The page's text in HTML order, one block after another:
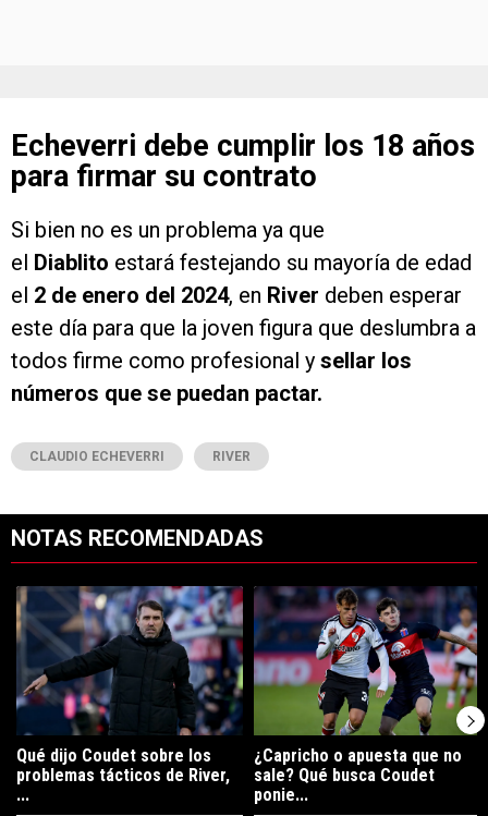
Echeverri debe cumplir los 18 años
para firmar su contrato
Si bien no es un problema ya que
el Diablito estará festejando su mayoría de edad
el 2 de enero del 2024, en River deben esperar
este día para que la joven figura que deslumbra a
todos firme como profesional y sellar los
números que se puedan pactar.
CLAUDIO ECHEVERRI RIVER
NOTAS RECOMENDADAS
Un artículo de tendencia con el título "Qué dijo Coudet sobre los
Qué dijo Coudet sobre los
problemas tácticos de River,
...
Un artículo de tendencia con el
¿Capricho o apuesta que no
sale? Qué busca Coudet
ponie...